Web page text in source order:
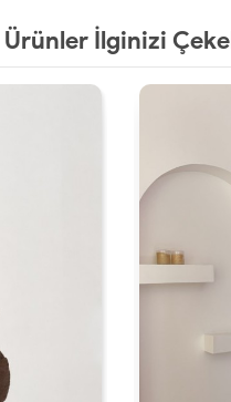
Ürünler İlginizi